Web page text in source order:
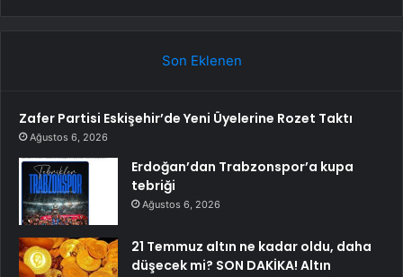
Son Eklenen
Zafer Partisi Eskişehir’de Yeni Üyelerine Rozet Taktı
Ağustos 6, 2026
Erdoğan’dan Trabzonspor’a kupa
tebriği
Ağustos 6, 2026
21 Temmuz altın ne kadar oldu, daha
düşecek mi? SON DAKİKA! Altın